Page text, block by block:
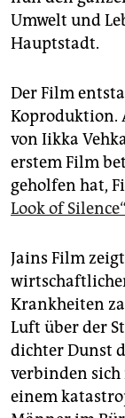
Umwelt und
Hauptstadt.
Der Film
Koproduktion.
von Iikka
erstem Film
geholfen hat,
Look of
Jains Film
Krankheiten
Luft über der
dichter Dunst
verbinden
einem